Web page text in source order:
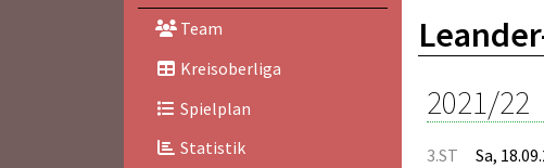
Team
Kreisoberliga
Spielplan
Statistik
2021/22
3.ST Sa,